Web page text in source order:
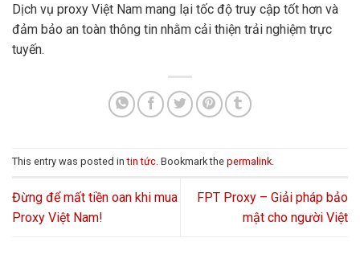
Dịch vụ proxy Việt Nam mang lại tốc độ truy cập tốt hơn và
đảm bảo an toàn thông tin nhằm cải thiện trải nghiệm trực
tuyến.
This entry was posted intin tức. Bookmark the permalink.
Đừng để mất tiền oan khi mua
Proxy Việt Nam!
FPT Proxy – Giải pháp bảo
mật cho người Việt